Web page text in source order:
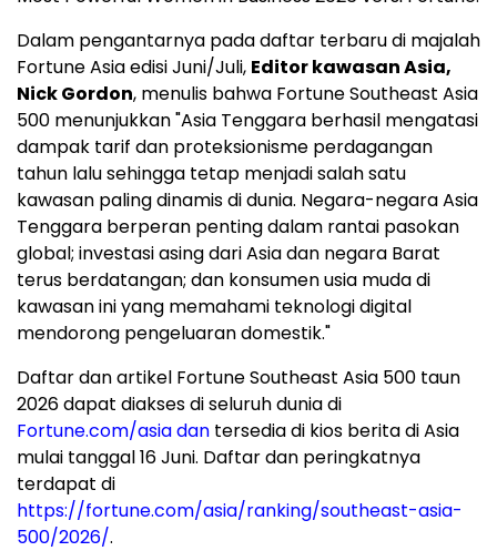
Dalam pengantarnya pada daftar terbaru di majalah
Fortune Asia edisi Juni/Juli, Editor kawasan Asia,
Nick Gordon, menulis bahwa Fortune Southeast Asia
500 menunjukkan "Asia Tenggara berhasil mengatasi
dampak tarif dan proteksionisme perdagangan
tahun lalu sehingga tetap menjadi salah satu
kawasan paling dinamis di dunia. Negara-negara Asia
Tenggara berperan penting dalam rantai pasokan
global; investasi asing dari Asia dan negara Barat
terus berdatangan; dan konsumen usia muda di
kawasan ini yang memahami teknologi digital
mendorong pengeluaran domestik."
Daftar dan artikel Fortune Southeast Asia 500 taun
2026 dapat diakses di seluruh dunia di
Fortune.com/asia dan tersedia di kios berita di Asia
mulai tanggal 16 Juni. Daftar dan peringkatnya
terdapat di
https://fortune.com/asia/ranking/southeast-asia-
500/2026/.